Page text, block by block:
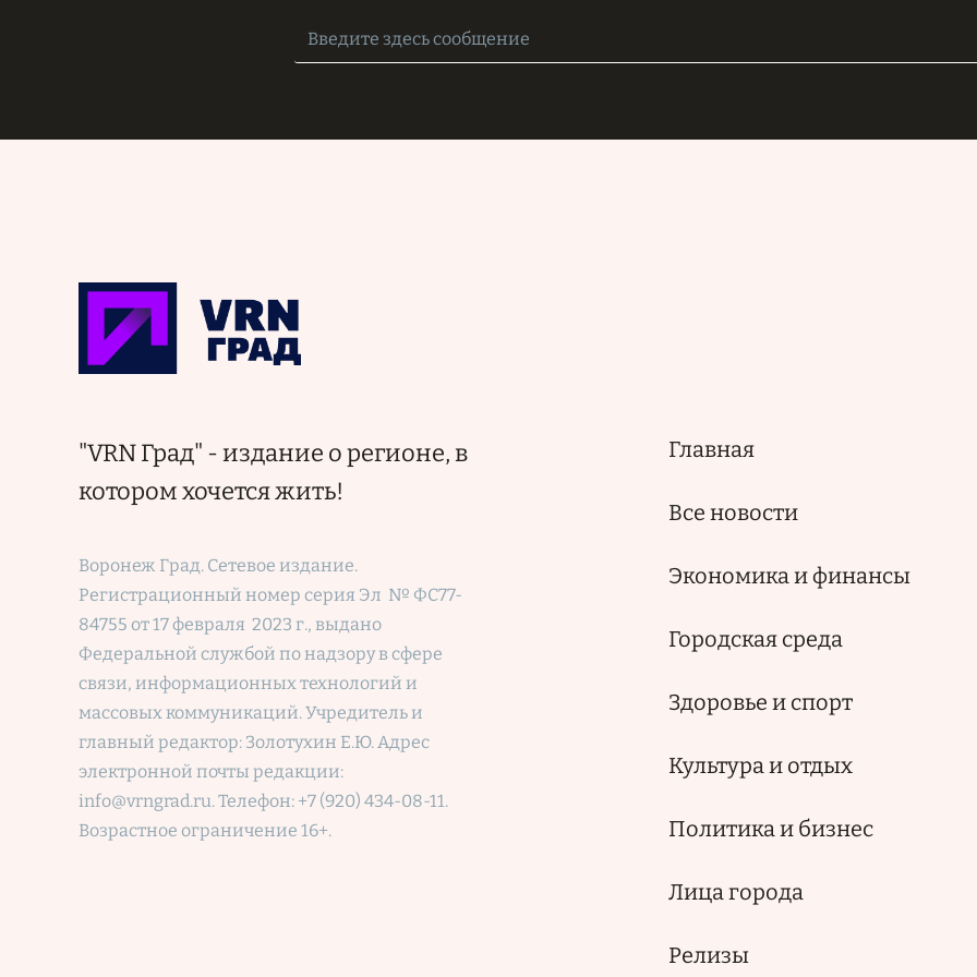
"VRN Град" - издание о регионе, в
котором хочется жить!
Воронеж Град. Сетевое издание.
Регистрационный номер серия Эл № ФС77-
84755 от 17 февраля 2023 г., выдано
Федеральной службой по надзору в сфере
связи, информационных технологий и
массовых коммуникаций. Учредитель и
главный редактор: Золотухин Е.Ю. Адрес
электронной почты редакции:
info@vrngrad.ru. Телефон: +7 (920) 434-08-11.
Возрастное ограничение 16+.
Основная
Главная
Все новости
Экономика и финансы
Городская среда
Здоровье и спорт
Культура и отдых
Политика и бизнес
Лица города
Релизы